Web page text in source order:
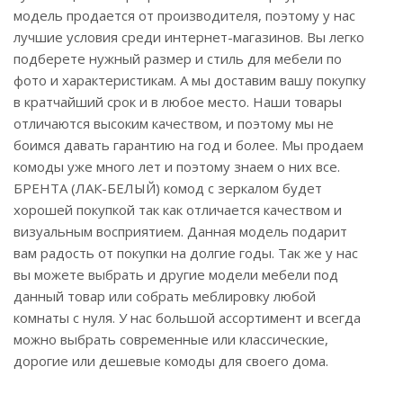
модель продается от производителя, поэтому у нас
лучшие условия среди интернет-магазинов. Вы легко
подберете нужный размер и стиль для мебели по
фото и характеристикам. А мы доставим вашу покупку
в кратчайший срок и в любое место. Наши товары
отличаются высоким качеством, и поэтому мы не
боимся давать гарантию на год и более. Мы продаем
комоды уже много лет и поэтому знаем о них все.
БРЕНТА (ЛАК-БЕЛЫЙ) комод с зеркалом будет
хорошей покупкой так как отличается качеством и
визуальным восприятием. Данная модель подарит
вам радость от покупки на долгие годы. Так же у нас
вы можете выбрать и другие модели мебели под
данный товар или собрать меблировку любой
комнаты с нуля. У нас большой ассортимент и всегда
можно выбрать современные или классические,
дорогие или дешевые комоды для своего дома.